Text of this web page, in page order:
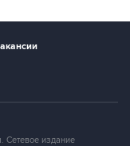
Сетевое издание